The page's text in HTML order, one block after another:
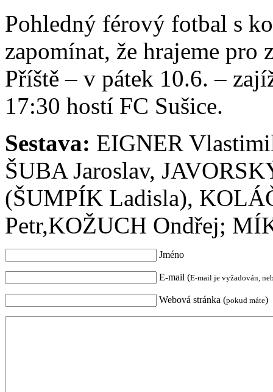
Pohledný férový fotbal s
zapomínat, že hrajeme pro
Příště – v pátek 10.6. –
17:30 hostí FC Sušice.
Sestava: EIGNER
ŠUBA Jaroslav,
(ŠUMPÍK Ladisla),
Petr,KOŽUCH Ondřej;
Jméno
E-mail (E-mail je vyžadován,
Webová stránka (pokud máte)